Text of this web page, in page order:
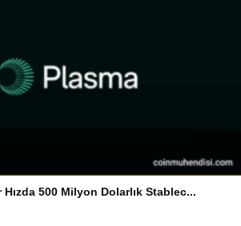
Hızda 500 Milyon Dolarlık Stablec...